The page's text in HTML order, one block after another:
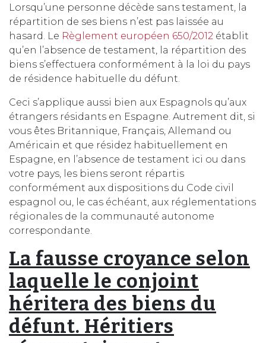
Lorsqu’une personne décède sans testament, la
répartition de ses biens n’est pas laissée au
hasard. Le Règlement européen 650/2012 établit
qu’en l’absence de testament, la répartition des
biens s’effectuera conformément à la loi du pays
de résidence habituelle du défunt.
Ceci s’applique aussi bien aux Espagnols qu’aux
étrangers résidants en Espagne. Autrement dit, si
vous êtes Britannique, Français, Allemand ou
Américain et que résidez habituellement en
Espagne, en l’absence de testament ici ou dans
votre pays, les biens seront répartis
conformément aux dispositions du Code civil
espagnol ou, le cas échéant, aux réglementations
régionales de la communauté autonome
correspondante.
La fausse croyance selon
laquelle le conjoint
héritera des biens du
défunt. Héritiers